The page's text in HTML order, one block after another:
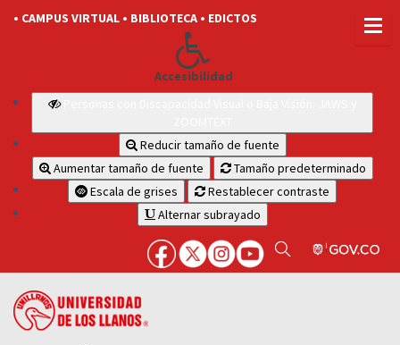
• CAMPUS VIRTUAL • BIBLIOTECA • EDICTOS
Accesibilidad
Reducir tamaño de fuente
Aumentar tamaño de fuente
Tamaño predeterminado
Escala de grises
Restablecer contraste
Alternar subrayado